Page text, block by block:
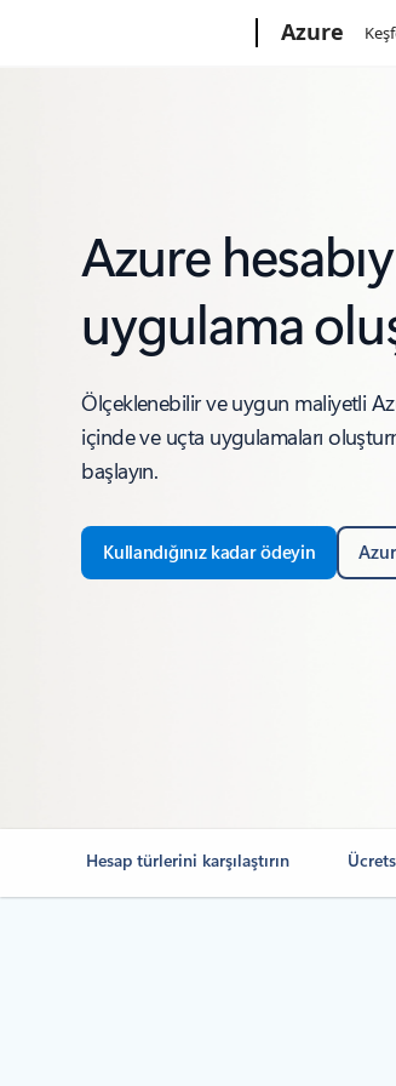
Azure
Azure
uygulama
Ölçeklenebilir ve uygun maliyetli
içinde ve uçta uygulamaları
başlayın.
Kullandığınız kadar ödeyin
Hesap türlerini karşılaştırın